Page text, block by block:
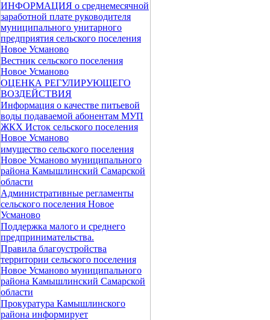
ИНФОРМАЦИЯ о среднемесячной
заработной плате руководителя
муниципального унитарного
предприятия сельского поселения
Новое Усманово
Вестник сельского поселения
Новое Усманово
ОЦЕНКА РЕГУЛИРУЮЩЕГО
ВОЗДЕЙСТВИЯ
Информация о качестве питьевой
воды подаваемой абонентам МУП
ЖКХ Исток сельского поселения
Новое Усманово
имущество сельского поселения
Новое Усманово муниципального
района Камышлинский Самарской
области
Административные регламенты
сельского поселения Новое
Усманово
Поддержка малого и среднего
предпринимательства.
Правила благоустройства
территории сельского поселения
Новое Усманово муниципального
района Камышлинский Самарской
области
Прокуратура Камышлинского
района информирует